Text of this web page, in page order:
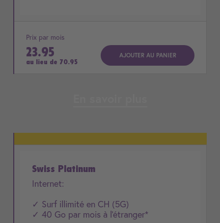
Prix par mois
23.95
au lieu de 70.95
AJOUTER AU PANIER
Swiss Platinum
Internet:
✓ Surf illimité en CH (5G)
✓ 40 Go par mois à l'étranger*